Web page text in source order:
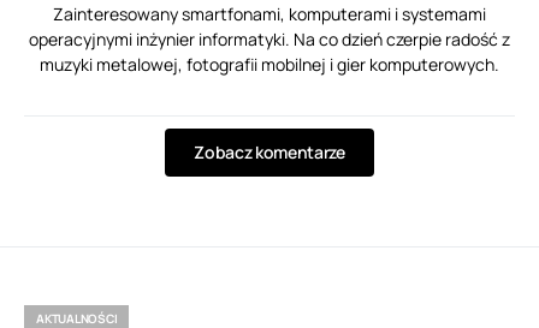
Zainteresowany smartfonami, komputerami i systemami
operacyjnymi inżynier informatyki. Na co dzień czerpie radość z
muzyki metalowej, fotografii mobilnej i gier komputerowych.
Zobacz komentarze
AKTUALNOŚCI